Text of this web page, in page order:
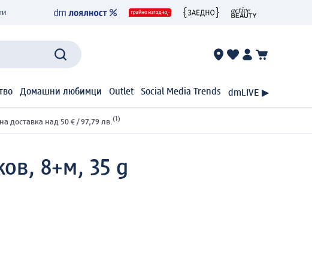
Домашни любимци Outlet Social Media Trends dmLIVE ▶
доставка над 50 € / 97,79 лв. (1)
8+м, 35 g